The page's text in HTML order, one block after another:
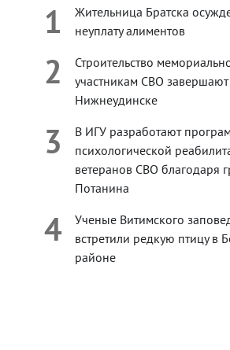
1
Жительница Братска
неуплату алиментов
2
Строительство
участникам СВО
Нижнеудинске
3
В ИГУ разработают
психологической
ветеранов СВО благодаря
Потанина
4
Ученые Витимского
встретили редкую птицу в
районе